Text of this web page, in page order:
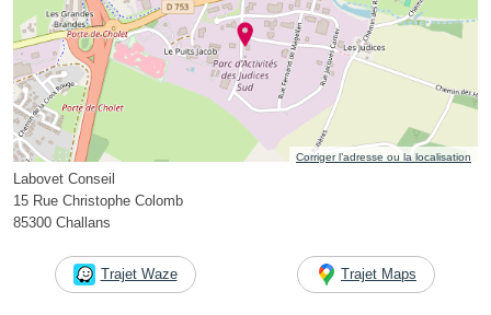
Corriger l’adresse ou la localisation
Labovet Conseil
15 Rue Christophe Colomb
85300 Challans
Trajet Waze Trajet Maps